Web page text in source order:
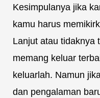
Kesimpulanya jika
kamu harus
Lanjut atau tidaknya
memang keluar
keluarlah. Namun
dan pengalaman